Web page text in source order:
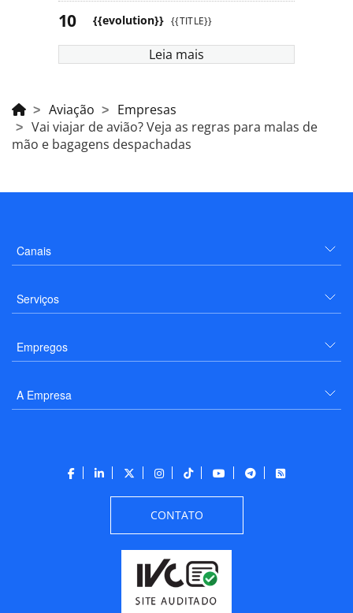
{{evolution}} {{TITLE}}
Leia mais
Aviação
Empresas
Vai viajar de avião? Veja as regras para malas de
mão e bagagens despachadas
Canais
Serviços
Empregos
A Empresa
CONTATO